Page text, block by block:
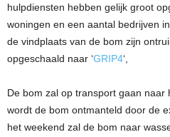
hulpdiensten hebben gelijk groot
woningen en een aantal bedrijven
de vindplaats van de bom zijn
opgeschaald naar ‘GRIP4‘,
De bom zal op transport gaan naar
wordt de bom ontmanteld door de
het weekend zal de bom naar